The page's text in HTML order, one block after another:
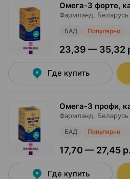
Омега-3 форте,
Фармлэнд , Беларусь
БАД Популярно
23,39 — 35,32
Где купить
Омега-3 профи,
Фармлэнд , Беларусь
БАД Популярно
17,70 — 27,45 р.
Где купить